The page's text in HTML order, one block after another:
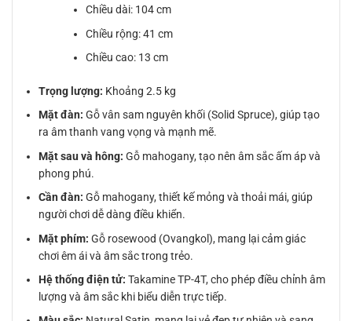
Chiều dài: 104 cm
Chiều rộng: 41 cm
Chiều cao: 13 cm
Trọng lượng: Khoảng 2.5 kg
Mặt đàn: Gỗ vân sam nguyên khối (Solid Spruce), giúp tạo
ra âm thanh vang vọng và mạnh mẽ.
Mặt sau và hông: Gỗ mahogany, tạo nên âm sắc ấm áp và
phong phú.
Cần đàn: Gỗ mahogany, thiết kế mỏng và thoải mái, giúp
người chơi dễ dàng điều khiển.
Mặt phím: Gỗ rosewood (Ovangkol), mang lại cảm giác
chơi êm ái và âm sắc trong trẻo.
Hệ thống điện tử: Takamine TP-4T, cho phép điều chỉnh âm
lượng và âm sắc khi biểu diễn trực tiếp.